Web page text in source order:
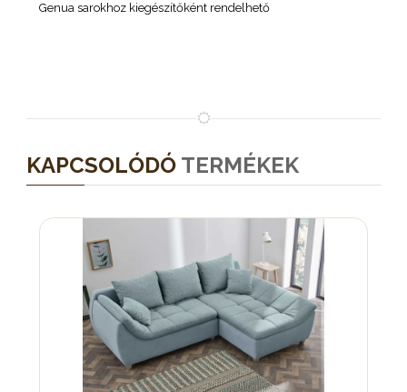
Genua sarokhoz kiegészítőként rendelhető
KAPCSOLÓDÓ TERMÉKEK